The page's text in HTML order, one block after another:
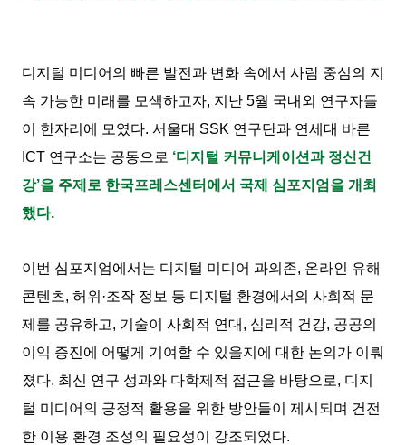
디지털 미디어의 빠른 발전과 변화 속에서 사람 중심의 지
속 가능한 미래를 모색하고자, 지난 5월 국내외 연구자들
이 한자리에 모였다. 서울대 SSK 연구단과 연세대 바른
ICT 연구소는 공동으로 ‘디지털 커뮤니케이션과 정신건
강’을 주제로 한국프레스센터에서 국제 심포지엄을 개최
했다.
이번 심포지엄에서는 디지털 미디어 과의존, 온라인 유해
콘텐츠, 허위·조작 정보 등 디지털 환경에서의 사회적 문
제를 공유하고, 기술이 사회적 연대, 심리적 건강, 공공의
이익 증진에 어떻게 기여할 수 있을지에 대한 논의가 이뤄
졌다. 최신 연구 성과와 다학제적 접근을 바탕으로, 디지
털 미디어의 긍정적 활용을 위한 방안들이 제시되며 건전
한 이용 환경 조성의 필요성이 강조되었다.